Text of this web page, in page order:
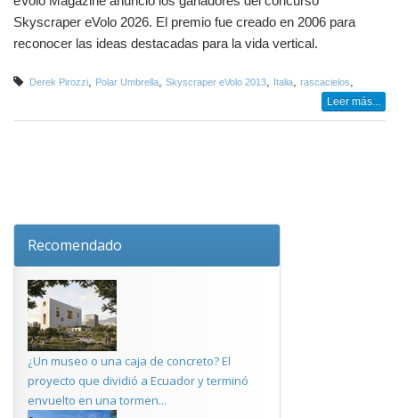
Skyscraper eVolo 2026. El premio fue creado en 2006 para
reconocer las ideas destacadas para la vida vertical.
Derek Pirozzi, Polar Umbrella, Skyscraper eVolo 2013, Italia, rascacielos,
Leer más...
Recomendado
¿Un museo o una caja de concreto? El
proyecto que dividió a Ecuador y terminó
envuelto en una tormen...